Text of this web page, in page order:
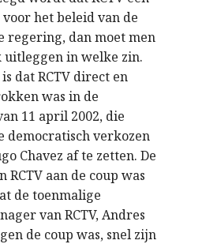
het beleid van de
regering, dan moet men
in welke zin.
dat RCTV direct en
was in de
11 april 2002, die
democratisch verkozen
Chavez af te zetten. De
RCTV aan de coup was
de toenmalige
van RCTV, Andres
de coup was, snel zijn